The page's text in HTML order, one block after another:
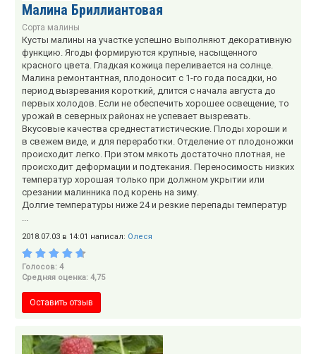
Малина Бриллиантовая
Сорта малины
Кусты малины на участке успешно выполняют декоративную
функцию. Ягоды формируются крупные, насыщенного
красного цвета. Гладкая кожица переливается на солнце.
Малина ремонтантная, плодоносит с 1-го года посадки, но
период вызревания короткий, длится с начала августа до
первых холодов. Если не обеспечить хорошее освещение, то
урожай в северных районах не успевает вызревать.
Вкусовые качества среднестатистические. Плоды хороши и
в свежем виде, и для переработки. Отделение от плодоножки
происходит легко. При этом мякоть достаточно плотная, не
происходит деформации и подтекания. Переносимость низких
температур хорошая только при должном укрытии или
срезании малинника под корень на зиму.
Долгие температуры ниже 24 и резкие перепады температур
2018.07.03 в 14:01 написал: Олеся
Голосов: 4
Средняя оценка: 4,75
Оставить отзыв